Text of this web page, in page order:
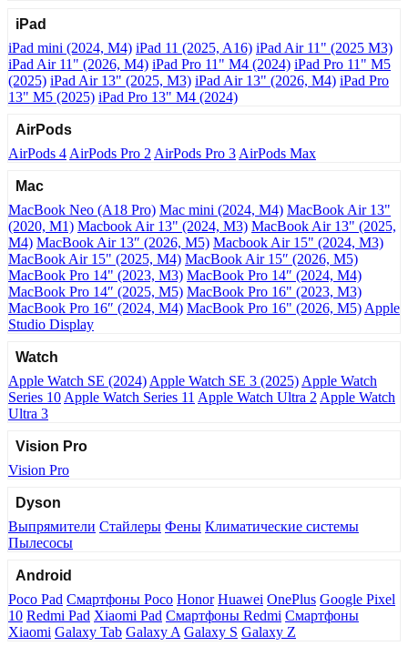
iPad
iPad mini (2024, M4) iPad 11 (2025, A16) iPad Air 11" (2025 M3)
iPad Air 11" (2026, M4) iPad Pro 11" M4 (2024) iPad Pro 11" M5
(2025) iPad Air 13" (2025, M3) iPad Air 13" (2026, M4) iPad Pro
13" M5 (2025) iPad Pro 13" M4 (2024)
AirPods
AirPods 4 AirPods Pro 2 AirPods Pro 3 AirPods Max
Mac
MacBook Neo (A18 Pro) Mac mini (2024, M4) MacBook Air 13"
(2020, M1) Macbook Air 13" (2024, M3) MacBook Air 13" (2025,
M4) MacBook Air 13″ (2026, M5) Macbook Air 15" (2024, M3)
MacBook Air 15" (2025, M4) MacBook Air 15″ (2026, M5)
MacBook Pro 14" (2023, M3) MacBook Pro 14″ (2024, M4)
MacBook Pro 14″ (2025, M5) MacBook Pro 16" (2023, M3)
MacBook Pro 16″ (2024, M4) MacBook Pro 16" (2026, M5) Apple
Studio Display
Watch
Apple Watch SE (2024) Apple Watch SE 3 (2025) Apple Watch
Series 10 Apple Watch Series 11 Apple Watch Ultra 2 Apple Watch
Ultra 3
Vision Pro
Vision Pro
Dyson
Выпрямители Стайлеры Фены Климатические системы
Пылесосы
Android
Poco Pad Смартфоны Poco Honor Huawei OnePlus Google Pixel
10 Redmi Pad Xiaomi Pad Смартфоны Redmi Смартфоны
Xiaomi Galaxy Tab Galaxy A Galaxy S Galaxy Z